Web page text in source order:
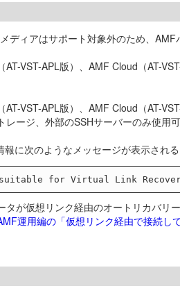
ディアはサポート対象外のため、
VST-APL版）、AMF Cloud（AT-
VST-APL版）、AMF Cloud（AT-
レージ、外部のSSHサーバーのみ使用
に次のようなメッセージが表示され
タが仮想リンク経由のオートリカバ
運用編の「仮想リンク経由で接続し